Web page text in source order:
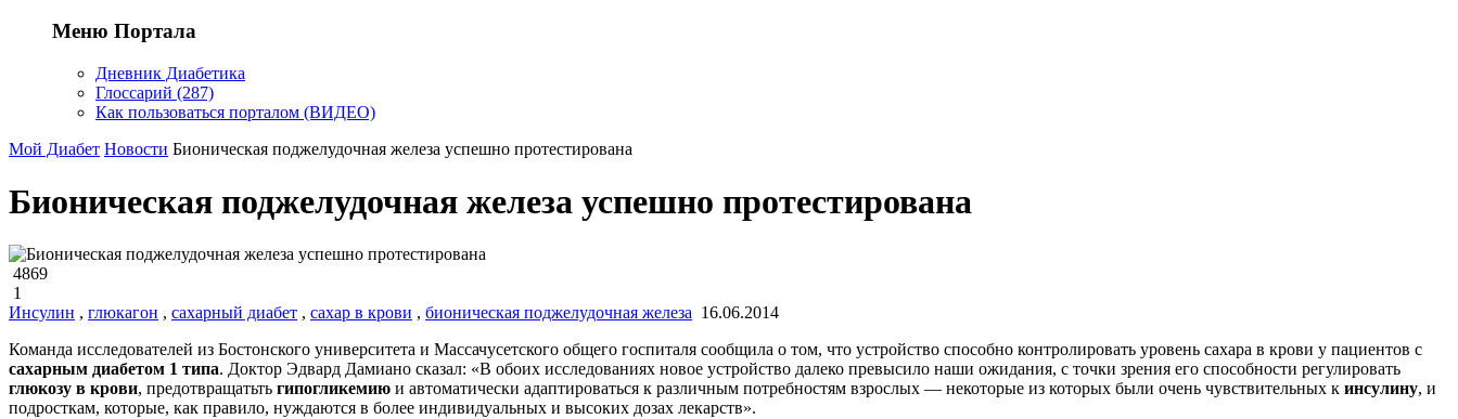
Меню Портала
Дневник Диабетика
Глоссарий (287)
Как пользоваться порталом (ВИДЕО)
Мой Диабет Новости Бионическая поджелудочная железа успешно протестирована
Бионическая поджелудочная железа успешно протестирована
4869
1
Инсулин , глюкагон , сахарный диабет , сахар в крови , бионическая поджелудочная железа 16.06.2014
Команда исследователей из Бостонского университета и Массачусетского общего госпиталя сообщила о том, что устройство способно контролировать уровень сахара в крови у пациентов с
сахарным диабетом 1 типа. Доктор Эдвард Дамиано сказал: «В обоих исследованиях новое устройство далеко превысило наши ожидания, с точки зрения его способности регулировать
глюкозу в крови, предотвращатьть гипогликемию и автоматически адаптироваться к различным потребностям взрослых — некоторые из которых были очень чувствительных к инсулину, и
подросткам, которые, как правило, нуждаются в более индивидуальных и высоких дозах лекарств».